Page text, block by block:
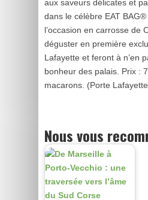
aux saveurs délicates et
dans le célèbre EAT
l’occasion en carrosse de
déguster en première
Lafayette et feront à n’en
bonheur des palais. Prix :
macarons. (Porte
Nous vous